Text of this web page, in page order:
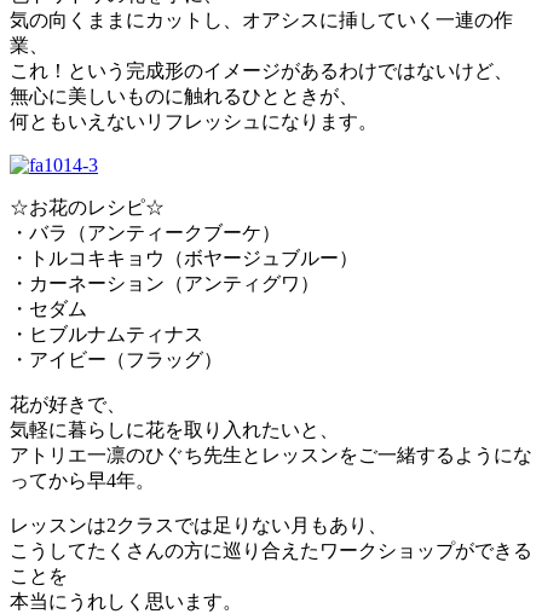
気の向くままにカットし、オアシスに挿していく一連の作
業、
これ！という完成形のイメージがあるわけではないけど、
無心に美しいものに触れるひとときが、
何ともいえないリフレッシュになります。
☆お花のレシピ☆
・バラ（アンティークブーケ）
・トルコキキョウ（ボヤージュブルー）
・カーネーション（アンティグワ）
・セダム
・ヒブルナムティナス
・アイビー（フラッグ）
花が好きで、
気軽に暮らしに花を取り入れたいと、
アトリエ一凛のひぐち先生とレッスンをご一緒するようにな
ってから早4年。
レッスンは2クラスでは足りない月もあり、
こうしてたくさんの方に巡り合えたワークショップができる
ことを
本当にうれしく思います。